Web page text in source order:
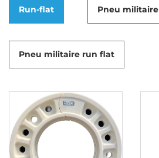
Run-flat Pneu militaire
Pneu militaire run flat